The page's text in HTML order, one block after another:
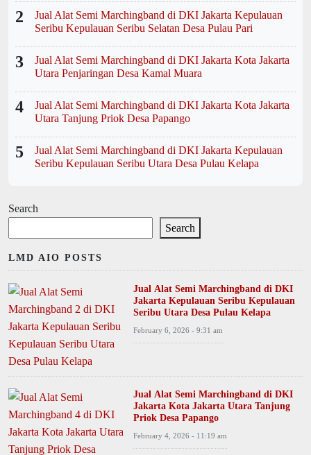
2
Jual Alat Semi Marchingband di DKI Jakarta Kepulauan
Seribu Kepulauan Seribu Selatan Desa Pulau Pari
3
Jual Alat Semi Marchingband di DKI Jakarta Kota Jakarta
Utara Penjaringan Desa Kamal Muara
4
Jual Alat Semi Marchingband di DKI Jakarta Kota Jakarta
Utara Tanjung Priok Desa Papango
5
Jual Alat Semi Marchingband di DKI Jakarta Kepulauan
Seribu Kepulauan Seribu Utara Desa Pulau Kelapa
Search
Search
LMD AIO POSTS
Jual Alat Semi Marchingband di DKI
Jakarta Kepulauan Seribu Kepulauan
Seribu Utara Desa Pulau Kelapa
February 6, 2026 - 9:31 am
Jual Alat Semi Marchingband di DKI
Jakarta Kota Jakarta Utara Tanjung
Priok Desa Papango
February 4, 2026 - 11:19 am